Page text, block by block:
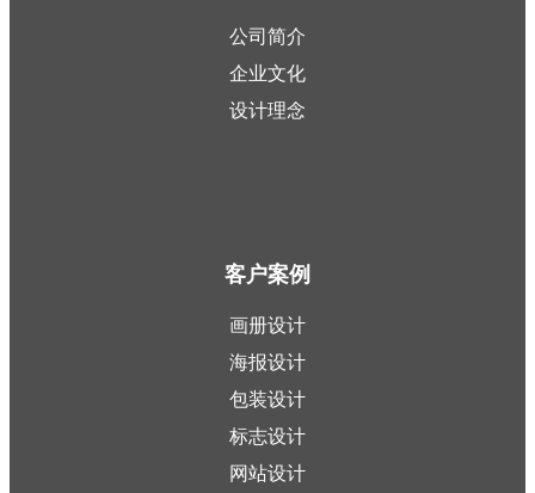
公司简介
企业文化
设计理念
客户案例
画册设计
海报设计
包装设计
标志设计
网站设计